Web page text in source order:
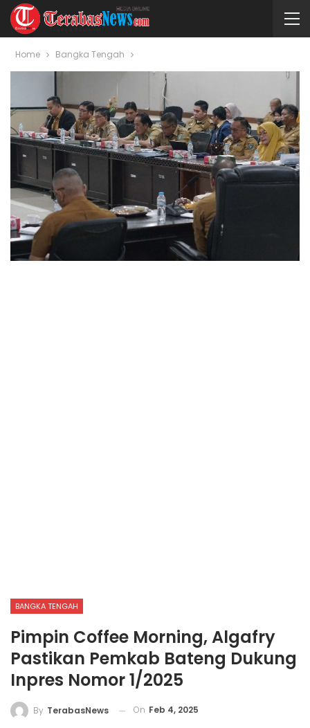
Home Bangka Tengah
BANGKA TENGAH
Pimpin Coffee Morning, Algafry
Pastikan Pemkab Bateng Dukung
Inpres Nomor 1/2025
By TerabasNews On Feb 4, 2025